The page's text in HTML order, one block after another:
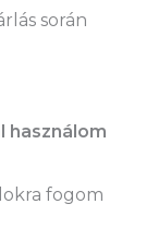
során
használom
fogom